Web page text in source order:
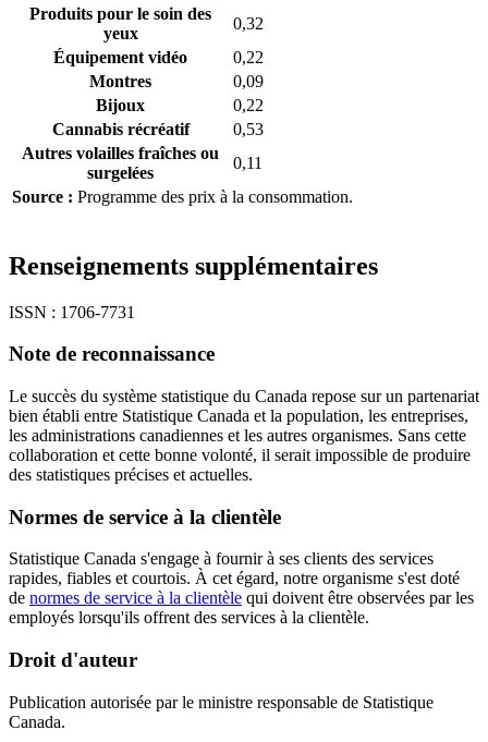
Produits pour le soin des
yeux
0,32
Équipement vidéo
0,22
Montres
0,09
Bijoux
0,22
Cannabis récréatif
0,53
Autres volailles fraîches ou
surgelées
0,11
Source : Programme des prix à la consommation.
Renseignements supplémentaires
ISSN : 1706-7731
Note de reconnaissance
Le succès du système statistique du Canada repose sur un partenariat
bien établi entre Statistique Canada et la population, les entreprises,
les administrations canadiennes et les autres organismes. Sans cette
collaboration et cette bonne volonté, il serait impossible de produire
des statistiques précises et actuelles.
Normes de service à la clientèle
Statistique Canada s'engage à fournir à ses clients des services
rapides, fiables et courtois. À cet égard, notre organisme s'est doté
de normes de service à la clientèle qui doivent être observées par les
employés lorsqu'ils offrent des services à la clientèle.
Droit d'auteur
Publication autorisée par le ministre responsable de Statistique
Canada.